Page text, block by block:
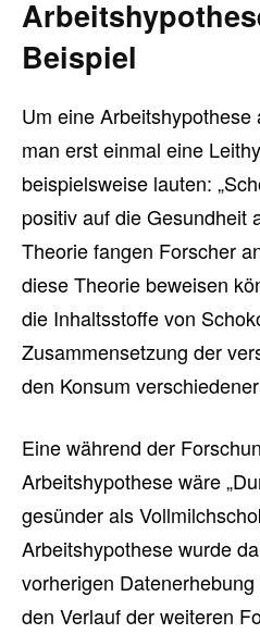
Beispiel
Um eine
man erst einmal eine
beispielsweise lauten:
positiv auf die Gesundheit
Theorie fangen Forscher
diese Theorie beweisen
die Inhaltsstoffe von
Zusammensetzung der
den Konsum
Eine während der
Arbeitshypothese wäre
gesünder als
Arbeitshypothese wurde
vorherigen
den Verlauf der weiteren